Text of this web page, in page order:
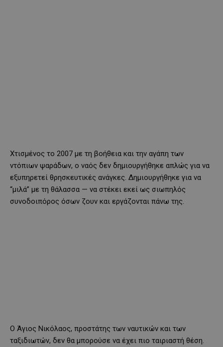
Χτισμένος το 2007 με τη βοήθεια και την αγάπη των
ντόπιων ψαράδων, ο ναός δεν δημιουργήθηκε απλώς για να
εξυπηρετεί θρησκευτικές ανάγκες. Δημιουργήθηκε για να
“μιλά” με τη θάλασσα — να στέκει εκεί ως σιωπηλός
συνοδοιπόρος όσων ζουν και εργάζονται πάνω της.
Ο Άγιος Νικόλαος, προστάτης των ναυτικών και των
ταξιδιωτών, δεν θα μπορούσε να έχει πιο ταιριαστή θέση.